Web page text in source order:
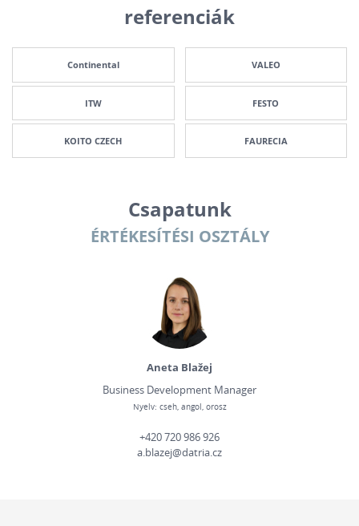
referenciák
Continental
ITW
KOITO CZECH
VALEO
FESTO
FAURECIA
Csapatunk
ÉRTÉKESÍTÉSI OSZTÁLY
Aneta Blažej
Business Development Manager
Nyelv: cseh, angol, orosz
+420 720 986 926
a.blazej@datria.cz